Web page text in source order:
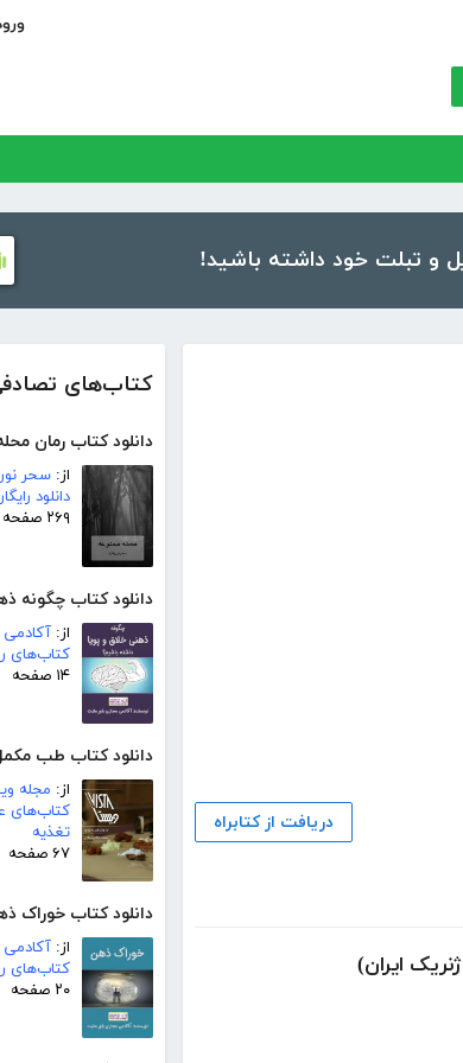
کتاب‌های
دانلود کتاب رمان
از: سحر
دانلود
۲۶۹ صفحه
دانلود کتاب چگونه
از:
کتاب‌های
۱۴ صفحه
دانلود کتاب طب
از: مجله
کتاب‌های
تغذیه
۶۷ صفحه
دانلود کتاب خوراک
از:
کتاب‌های
۲۰ صفحه
دریافت از کتابراه
ایران)